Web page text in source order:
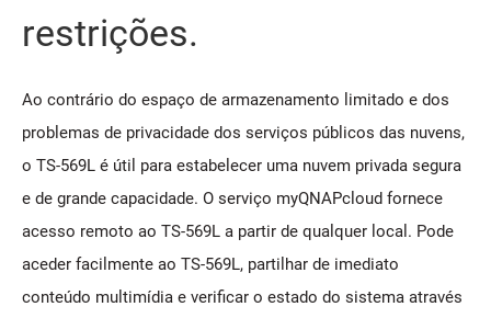
restrições.
Ao contrário do espaço de armazenamento limitado e dos
problemas de privacidade dos serviços públicos das nuvens,
o TS-569L é útil para estabelecer uma nuvem privada segura
e de grande capacidade. O serviço myQNAPcloud fornece
acesso remoto ao TS-569L a partir de qualquer local. Pode
aceder facilmente ao TS-569L, partilhar de imediato
conteúdo multimídia e verificar o estado do sistema através